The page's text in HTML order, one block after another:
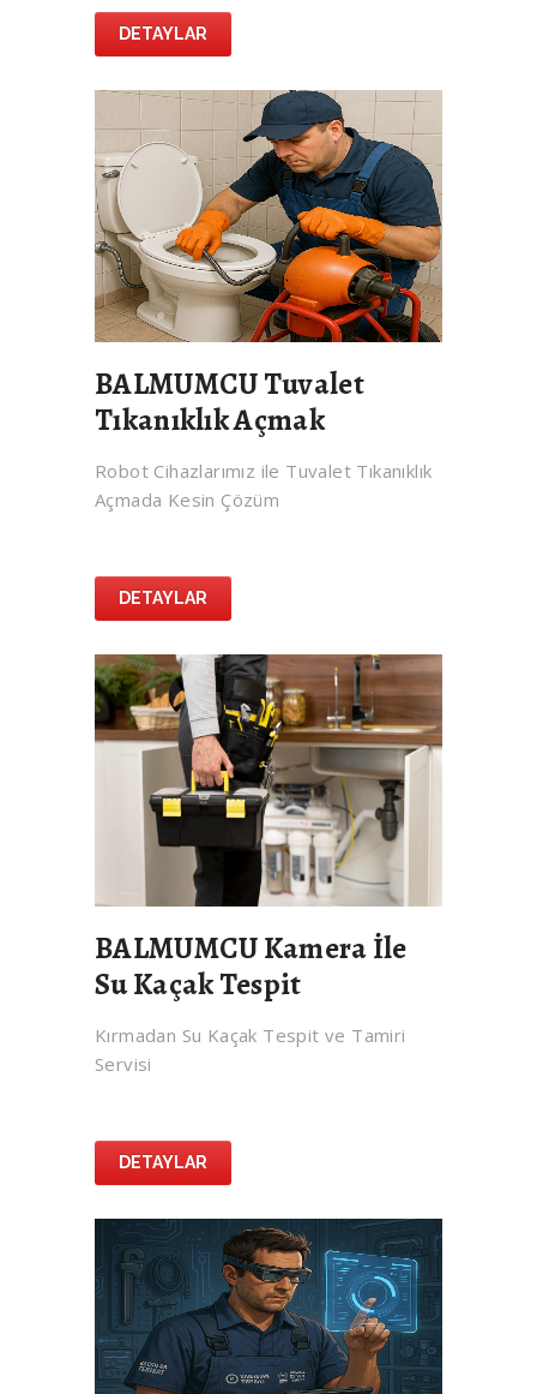
DETAYLAR
BALMUMCU Tuvalet
Tıkanıklık Açmak
Robot Cihazlarımız ile Tuvalet Tıkanıklık
Açmada Kesin Çözüm
DETAYLAR
BALMUMCU Kamera İle
Su Kaçak Tespit
Kırmadan Su Kaçak Tespit ve Tamiri
Servisi
DETAYLAR